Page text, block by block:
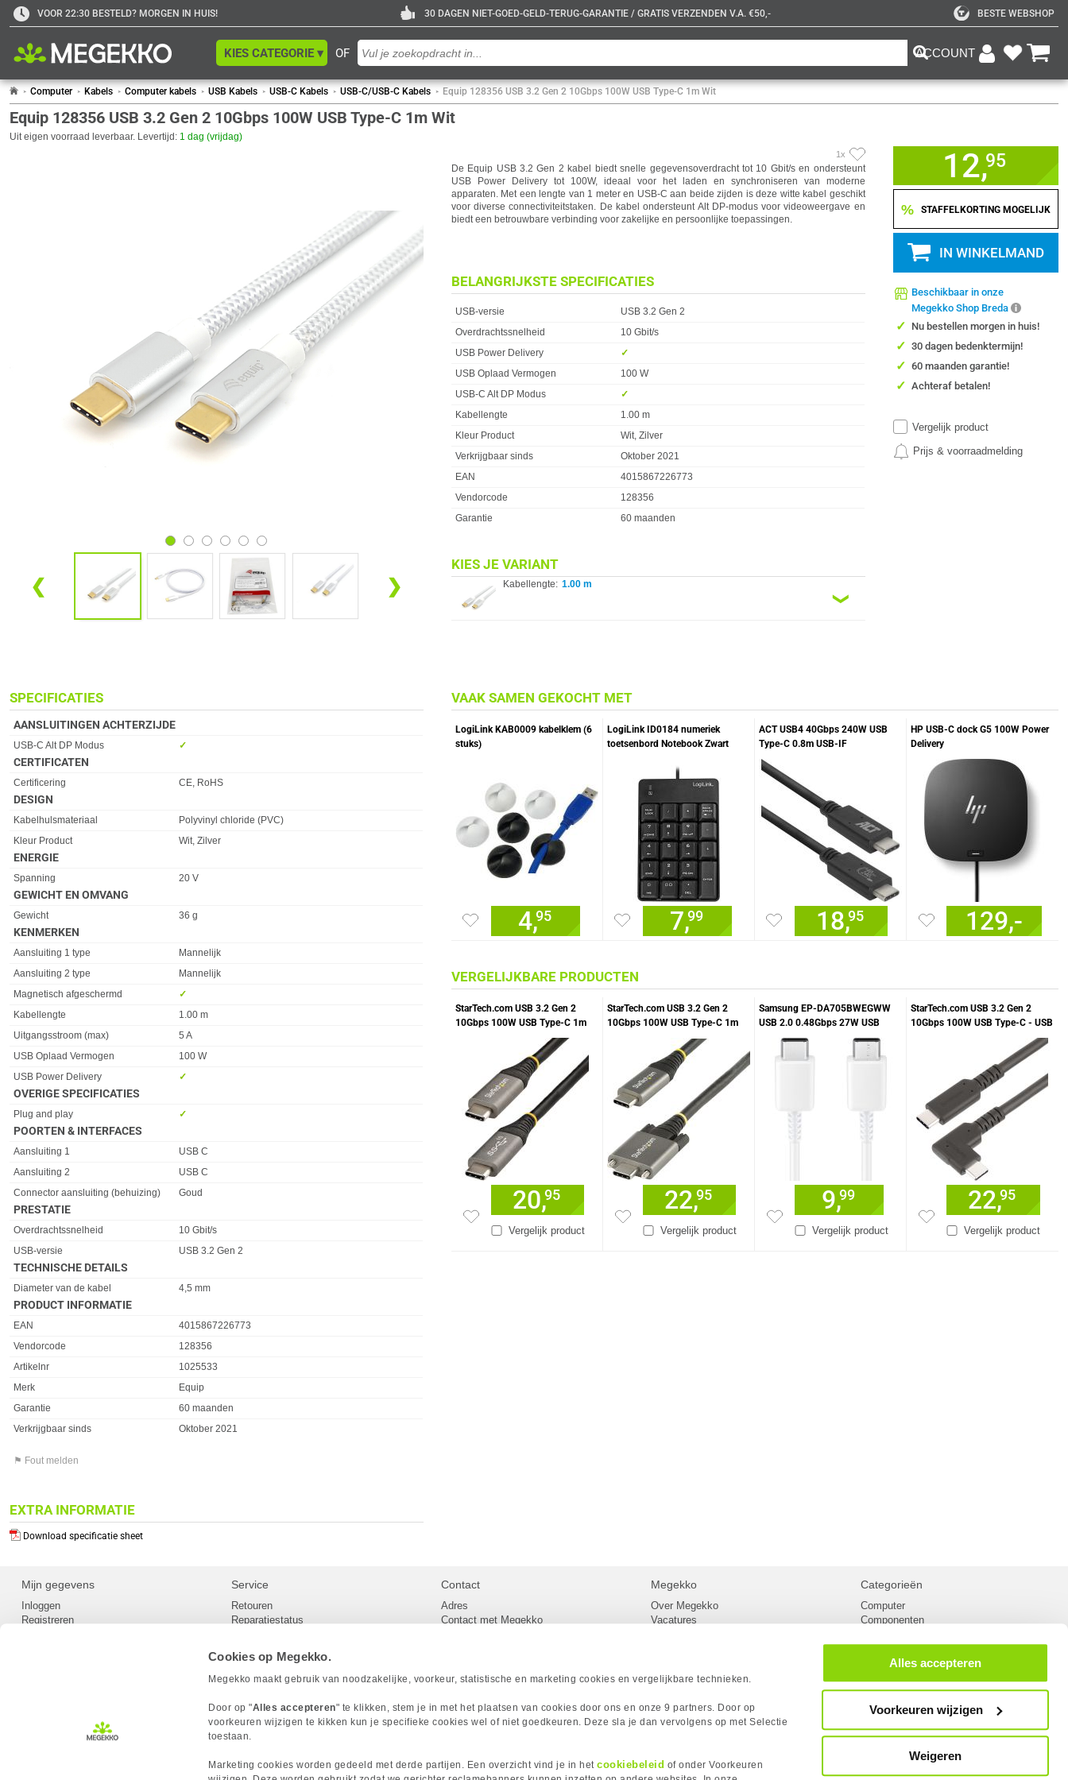
Cookies op Megekko.
Megekko maakt gebruik van noodzakelijke, voorkeur, statistische en marketing cookies en vergelijkbare technieken.
Door op "Alles accepteren" te klikken, stem je in met het plaatsen van cookies door ons en onze 9 partners. Door op
voorkeuren wijzigen te kikken kun je specifieke cookies wel of niet goedkeuren. Deze sla je dan vervolgens op met Selectie
toestaan.
Marketing cookies worden gedeeld met derde partijen. Een overzicht vind je in hetcookiebeleid of onder Voorkeuren
Alles accepteren
Voorkeuren wijzigen
Weigeren
VOOR 22:30 BESTELD? MORGEN IN HUIS! 30 DAGEN NIET-GOED-GELD-TERUG-GARANTIE / GRATIS VERZENDEN V.A. €50,- BESTE WEBSHOP
OF
KIES CATEGORIE ▾ ACCOUNT
Computer Kabels Computer kabels USB Kabels USB-C Kabels USB-C/USB-C Kabels Equip 128356 USB 3.2 Gen 2 10Gbps 100W USB Type-C 1m Wit
Equip 128356 USB 3.2 Gen 2 10Gbps 100W USB Type-C 1m Wit
Uit eigen voorraad leverbaar. Levertijd: 1 dag (vrijdag)
❮ ❯
1x
De Equip USB 3.2 Gen 2 kabel biedt snelle gegevensoverdracht tot 10 Gbit/s en ondersteunt
USB Power Delivery tot 100W, ideaal voor het laden en synchroniseren van moderne
apparaten. Met een lengte van 1 meter en USB-C aan beide zijden is deze witte kabel geschikt
voor diverse connectiviteitstaken. De kabel ondersteunt Alt DP-modus voor videoweergave en
biedt een betrouwbare verbinding voor zakelijke en persoonlijke toepassingen.
BELANGRIJKSTE SPECIFICATIES
Eigenschap
USB-versie
USB 3.2 Gen 2
Overdrachtssnelheid
10 Gbit/s
USB Power Delivery
✓︎
USB Oplaad Vermogen
100 W
USB-C Alt DP Modus
✓︎
Kabellengte
1.00 m
Kleur Product
Wit, Zilver
Verkrijgbaar sinds
Oktober 2021
EAN
4015867226773
Vendorcode
128356
Garantie
60 maanden
KIES JE VARIANT
Kabellengte: 1.00 m
❮
12,95
% STAFFELKORTING MOGELIJK
IN WINKELMAND
Beschikbaar in onze
Megekko Shop Breda
✓ Nu bestellen morgen in huis!
✓ 30 dagen bedenktermijn!
✓ 60 maanden garantie!
✓ Achteraf betalen!
Vergelijk product
Prijs & voorraadmelding
SPECIFICATIES
AANSLUITINGEN ACHTERZIJDE
Eigenschap Waarde
USB-C Alt DP Modus ✓︎
CERTIFICATEN
Eigenschap
Certificering CE, RoHS
DESIGN
Eigenschap Waarde
Kabelhulsmateriaal
Polyvinyl chloride (PVC)
Kleur Product
Wit, Zilver
ENERGIE
Eigenschap
Spanning 20 V
GEWICHT EN OMVANG
Eigenschap
Gewicht 36 g
KENMERKEN
Eigenschap Waarde
Aansluiting 1 type
Mannelijk
Aansluiting 2 type
Mannelijk
Magnetisch afgeschermd
✓︎
Kabellengte
1.00 m
Uitgangsstroom (max)
5 A
USB Oplaad Vermogen
100 W
USB Power Delivery
✓︎
OVERIGE SPECIFICATIES
Eigenschap Waarde
Plug and play ✓︎
POORTEN & INTERFACES
Eigenschap
Aansluiting 1
USB C
Aansluiting 2
USB C
Connector aansluiting (behuizing)
Goud
PRESTATIE
Eigenschap Waarde
Overdrachtssnelheid
10 Gbit/s
USB-versie
USB 3.2 Gen 2
TECHNISCHE DETAILS
Eigenschap Waarde
Diameter van de kabel 4,5 mm
PRODUCT INFORMATIE
EAN
4015867226773
Vendorcode
128356
Artikelnr
1025533
Merk
Equip
Garantie
60 maanden
Verkrijgbaar sinds
Oktober 2021
⚑ Fout melden
EXTRA INFORMATIE
Download specificatie sheet
VAAK SAMEN GEKOCHT MET
LogiLink KAB0009 kabelklem (6
stuks)
4,95
LogiLink ID0184 numeriek
toetsenbord Notebook Zwart
7,99
ACT USB4 40Gbps 240W USB
Type-C 0.8m USB-IF
gecertificeerd
18,95
HP USB-C dock G5 100W Power
Delivery
129,-
VERGELIJKBARE PRODUCTEN
StarTech.com USB 3.2 Gen 2
10Gbps 100W USB Type-C 1m
Vergelijk product
20,95
StarTech.com USB 3.2 Gen 2
10Gbps 100W USB Type-C 1m
Vergrendelbaar USB-IF
Vergelijk product
22,95
Samsung EP-DA705BWEGWW
USB 2.0 0.48Gbps 27W USB
Type-C 1m Wit
Vergelijk product
9,99
StarTech.com USB 3.2 Gen 2
10Gbps 100W USB Type-C - USB
Vergelijk product
22,95
Mijn gegevens
Inloggen
Registreren
Service
Retouren
Reparatiestatus
Herroepingsrecht
Betaalmethoden
Megekko builds
Toegankelijkheid
Contact
Adres
Contact met Megekko
Megekko
Over Megekko
Vacatures
Sitemap
Acties
Megekko Academy
Megekko Forum
Megekko Golden Case Badge
Categorieën
Computer
Componenten
Kabels
Netwerk
Gaming laptops
PC Systemen
Megekko fanshop